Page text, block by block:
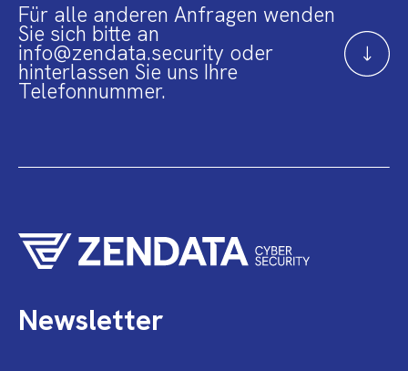
Für alle anderen Anfragen wenden
Sie sich bitte an
info@zendata.security oder
hinterlassen Sie uns Ihre
Telefonnummer.
Newsletter